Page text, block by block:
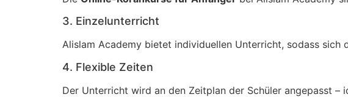
3. Einzelunterricht
Alislam Academy bietet individuellen Unterricht, sodass sich
4. Flexible Zeiten
Der Unterricht wird an den Zeitplan der Schüler angepasst –